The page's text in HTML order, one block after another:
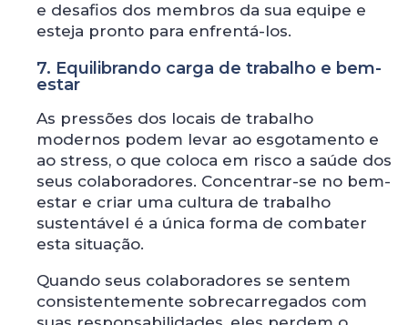
e desafios dos membros da sua equipe e
esteja pronto para enfrentá-los.
7. Equilibrando carga de trabalho e bem-
estar
As pressões dos locais de trabalho
modernos podem levar ao esgotamento e
ao stress, o que coloca em risco a saúde dos
seus colaboradores. Concentrar-se no bem-
estar e criar uma cultura de trabalho
sustentável é a única forma de combater
esta situação.
Quando seus colaboradores se sentem
consistentemente sobrecarregados com